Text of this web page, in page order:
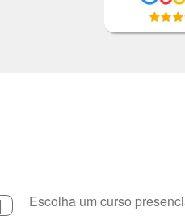
Escolha um curso